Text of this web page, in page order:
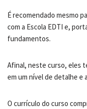
É recomendado mesmo
com a Escola EDTI e,
fundamentos.
Afinal, neste curso, eles
em um nível de detalhe e
O currículo do curso